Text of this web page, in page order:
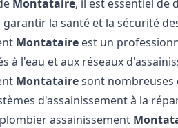
Montataire, il est essentiel de
garantir la santé et la sécurité
Montataire est un
à l'eau et aux réseaux
Montatairesont nombreuses
d'assainissement à la
assainissement